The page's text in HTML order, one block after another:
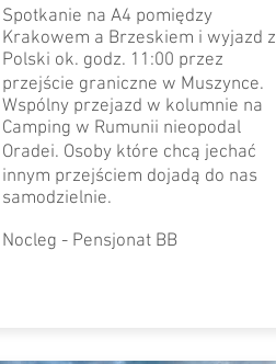
Spotkanie na A4 pomiędzy
Krakowem a Brzeskiem i wyjazd z
Polski ok. godz. 11:00 przez
przejście graniczne w Muszynce.
Wspólny przejazd w kolumnie na
Camping w Rumunii nieopodal
Oradei. Osoby które chcą jechać
innym przejściem dojadą do nas
samodzielnie.
Nocleg - Pensjonat BB